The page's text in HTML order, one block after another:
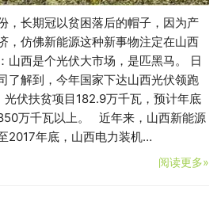
，长期冠以贫困落后的帽子，因为产
，仿佛新能源这种新事物注定在山西
山西是个光伏大市场，是匹黑马。 日
了解到，今年国家下达山西光伏领跑
伏扶贫项目182.9万千瓦，预计年底
万千瓦以上。 近年来，山西新能源
2017年底，山西电力装机…
阅读更多»